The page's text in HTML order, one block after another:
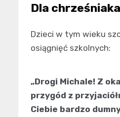
Dla
Dzieci w tym wieku
osiągnięć szkolnych:
„Drogi Michale! Z
przygód z
Ciebie bardzo